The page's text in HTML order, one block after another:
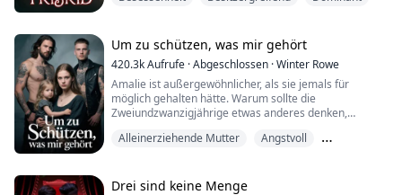
Werwolf, Vampir und Hexe ist und die letz...
Um zu schützen, was mir gehört
420.3kAufrufe ·Abgeschlossen ·Winter Rowe
Amalie ist außergewöhnlicher, als sie jemals für
möglich gehalten hätte. Warum sollte die
Zweiundzwanzigjährige etwas anderes denken,
hat, dass sie nichts wert sei? Als Adoptivmutter eines
sich, als ihre alten Freunde, die Alpha-Zwillinge Mar...
Alleinerziehende Mutter
Angstvoll
Drei sind keine Menge